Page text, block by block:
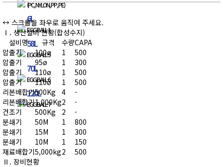
(PC, NYLON, PP, PE)
6L
EGG BALL-1
58L
EGG BALL-5
70L
EGG BALL-6
120L
EGG BALL-7
제품정보
자료실
고객지원
↔ 스크롤을 좌우로 움직여 주세요.
Ⅰ. 생산설비 현황(합성수지)
설비명
규격 수량CAPA
압출기
100ø 1
500
압출기
95ø 1
300
압출기
110ø 1
500
압출기
110ø 1
500
리본배합기500Kg 4
-
리본배합기1,000Kg2
-
건조기
500Kg 2
-
분쇄기
50M 1
800
분쇄기
15M 1
300
분쇄기
10M 1
150
재료배합기5,000kg2
500
Ⅱ. 장비현황